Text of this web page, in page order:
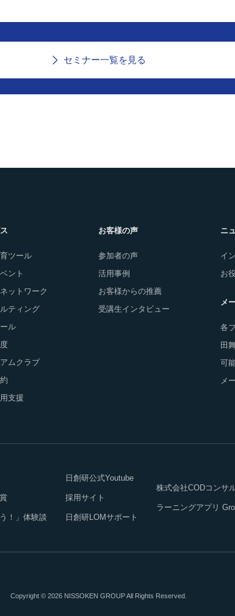
セミナー一覧を見る
ツール
ント
ットワーク
ティング
ル
ムクラブ
支援
お客様の声
参加者の声
活用事例
お客様からの推薦
受講生インタビュー
ニ
イ
お
メ
各
田
可
メ
！」体験談
日創研公式Youtube
採用サイト
日創研LOMサポート
株式会社CODコンサ
ラーニングアプリ
Copyright © 2026 NISSOKEN GROUP All Rights Reserved.